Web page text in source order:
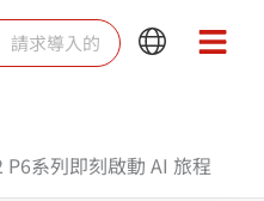
Search
Main
Main
P6系列即刻啟動 AI 旅程